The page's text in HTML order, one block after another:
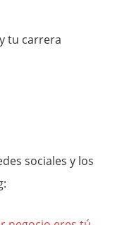
tu carrera
sociales y los